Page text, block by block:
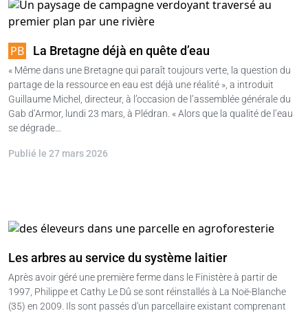
La Bretagne déjà en quête d’eau
« Même dans une Bretagne qui paraît toujours verte, la question du
partage de la ressource en eau est déjà une réalité », a introduit
Guillaume Michel, directeur, à l’occasion de l’assemblée générale du
Gab d’Armor, lundi 23 mars, à Plédran. « Alors que la qualité de l’eau
se dégrade…
Publié le 27 mars 2026
Les arbres au service du système laitier
Après avoir géré une première ferme dans le Finistère à partir de
1997, Philippe et Cathy Le Dû se sont réinstallés à La Noë-Blanche
(35) en 2009. Ils sont passés d'un parcellaire existant comprenant